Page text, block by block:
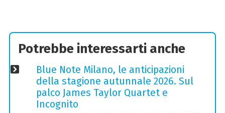
Potrebbe interessarti anche
Blue Note Milano, le anticipazioni
della stagione autunnale 2026. Sul
palco James Taylor Quartet e
Incognito